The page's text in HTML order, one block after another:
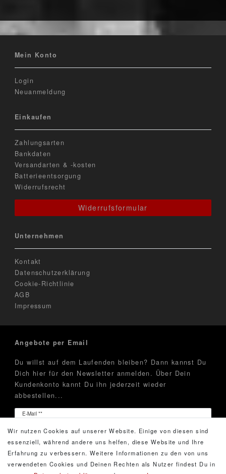
Mein Konto
Login
Neuanmeldung
Einkaufen
Zahlungsarten
Bankdaten
Versandarten & -kosten
Batterieentsorgung
Widerrufsrecht
Widerrufsformular
Unternehmen
Kontakt
Datenschutzerklärung
Cookie-Richtlinie
AGB
Impressum
Angebote per Email
Du willst auf dem Laufenden bleiben? Dann kannst Du
Dich hier für den Newsletter anmelden. Über Dein
Kundenkonto kannt Du ihn jederzeit wieder
abbestellen...
E-Mail **
Newsletter
Hiermit bestätige ich, dass ich die
Daten­schutz­erklärung
gelesen habe. Meine Einwilligung kann ich jederzeit
widerrufen.**
Wir nutzen Cookies auf unserer Website. Einige von diesen sind
essenziell, während andere uns helfen, diese Website und Ihre
Erfahrung zu verbessern. Weitere Informationen zu den von uns
verwendeten Cookies und Deinen Rechten als Nutzer findest Du in